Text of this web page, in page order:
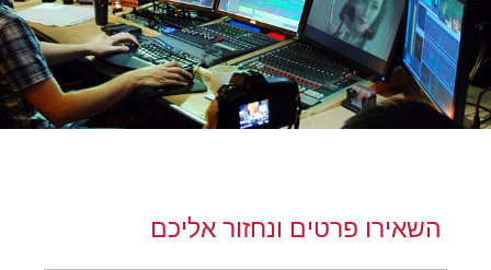
השאירו פרטים ונחזור אליכם